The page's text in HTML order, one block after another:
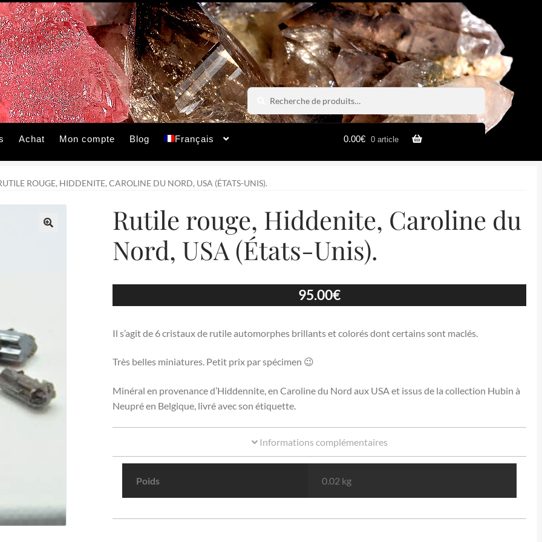
Recherche
pour :
Recherche
Achat Mon compte Blog Français 0.00€ 0 article
ROUGE, HIDDENITE, CAROLINE DU NORD, USA (ÉTATS-UNIS).
Rutile rouge, Hiddenite, Caroline du
Nord, USA (États-Unis).
95.00€
Il s’agit de 6 cristaux de rutile automorphes brillants et colorés dont certains sont maclés.
Très belles miniatures. Petit prix par spécimen 😉
Minéral en provenance d’Hiddennite, en Caroline du Nord aux USA et issus de la collection Hubin à
Neupré en Belgique, livré avec son étiquette.
Informations complémentaires
Poids 0.02 kg